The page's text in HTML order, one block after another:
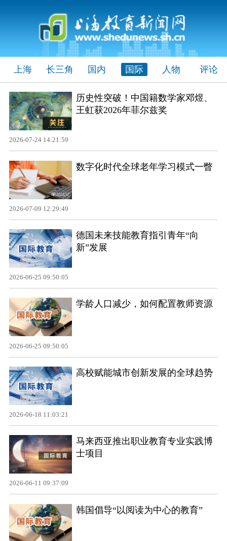
上海 长三角 国内 国际 人物 评论
历史性突破！中国籍数学家邓煜、
王虹获2026年菲尔兹奖
2026-07-24 14:21:59
数字化时代全球老年学习模式一瞥
2026-07-09 12:29:49
德国未来技能教育指引青年“向
新”发展
2026-06-25 09:50:05
学龄人口减少，如何配置教师资源
2026-06-25 09:50:05
高校赋能城市创新发展的全球趋势
2026-06-18 11:03:21
马来西亚推出职业教育专业实践博
士项目
2026-06-11 09:37:09
韩国倡导“以阅读为中心的教育”